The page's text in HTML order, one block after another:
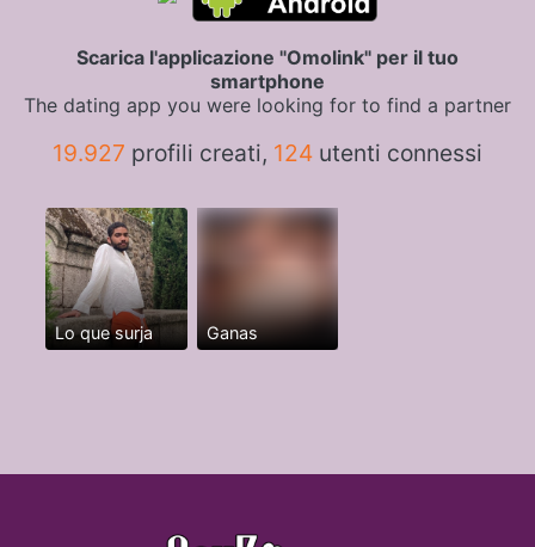
Scarica l'applicazione "Omolink" per il tuo
smartphone
The dating app you were looking for to find a partner
19.927 profili creati, 124 utenti connessi
Lo que surja Ganas